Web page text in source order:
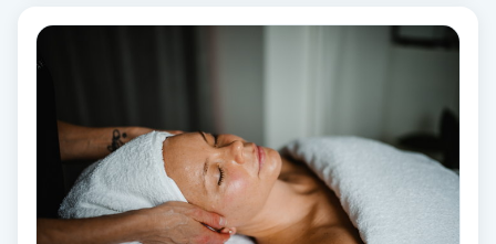
Lashlift Keratin
Liktornar